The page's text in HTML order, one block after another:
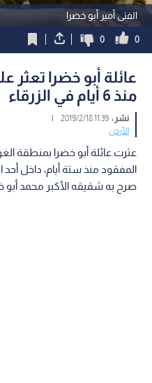
الفتى أمير أبو خضرا
0
0
عائلة أبو خضرا تعثر
منذ 6 أيام في الزرقاء
نشر :11:39 2019/2/18
|
الأردن
عثرت عائلة أبو خضرا بمنطقة
المفقود منذ ستة أيام، داخل
صرح به شقيقه الأكبر محمد أبو